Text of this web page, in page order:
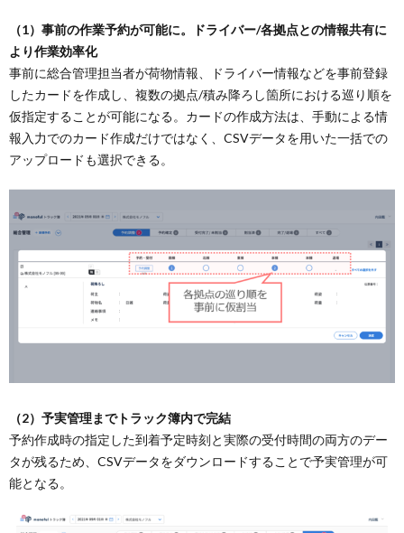
（1）事前の作業予約が可能に。ドライバー/各拠点との情報共有に
より作業効率化
事前に総合管理担当者が荷物情報、ドライバー情報などを事前登録
したカードを作成し、複数の拠点/積み降ろし箇所における巡り順を
仮指定することが可能になる。カードの作成方法は、手動による情
報入力でのカード作成だけではなく、CSVデータを用いた一括での
アップロードも選択できる。
（2）予実管理までトラック簿内で完結
予約作成時の指定した到着予定時刻と実際の受付時間の両方のデー
タが残るため、CSVデータをダウンロードすることで予実管理が可
能となる。